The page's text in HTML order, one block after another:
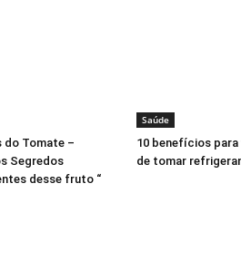
do Tomate –
Segredos
desse fruto “
Saúde
10 benefícios
de tomar